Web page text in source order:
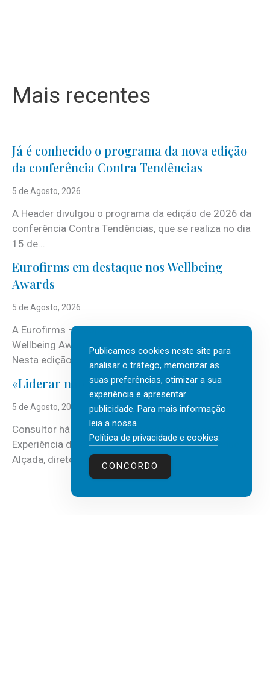
Mais recentes
Já é conhecido o programa da nova edição
da conferência Contra Tendências
5 de Agosto, 2026
A Header divulgou o programa da edição de 2026 da
conferência Contra Tendências, que se realiza no dia
15 de...
Eurofirms em destaque nos Wellbeing
Awards
5 de Agosto, 2026
A Eurofirms – People first está de regresso aos
Wellbeing Awards, integrando o Top Wellbeing 2026.
Nesta edição, a multinacional...
«Liderar não é um talento místico.»
5 de Agosto, 2026
Consultor há mais de três décadas nas áreas de
Experiência do Cliente, Vendas e Liderança, Manuel
Alçada, diretor executivo da...
Publicamos cookies neste site para
analisar o tráfego, memorizar as
suas preferências, otimizar a sua
experiência e apresentar
publicidade. Para mais informação
leia a nossa
Política de privacidade e cookies.
CONCORDO